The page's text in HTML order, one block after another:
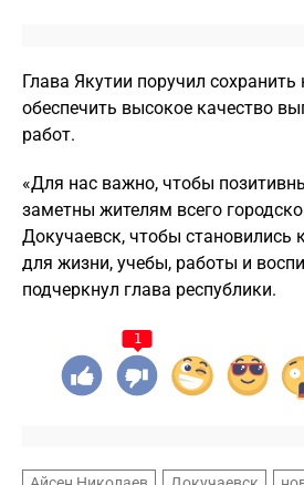
Глава Якутии поручил
обеспечить высокое качество
работ.
«Для нас важно, чтобы
заметны жителям всего
Докучаевск, чтобы становились
для жизни, учебы, работы и
подчеркнул глава республики.
1